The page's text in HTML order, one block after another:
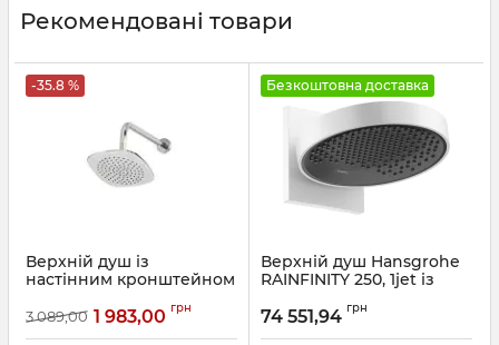
Рекомендовані товари
-35.8 %
Верхній душ із
настінним кронштейном
Артикул:470591
3 089,00 1 983,00 грн
Безкоштовна доставка
Верхній душ Hansgrohe
RAINFINITY 250, 1jet із
білий матовий
Артикул:26226700
74 551,94 грн